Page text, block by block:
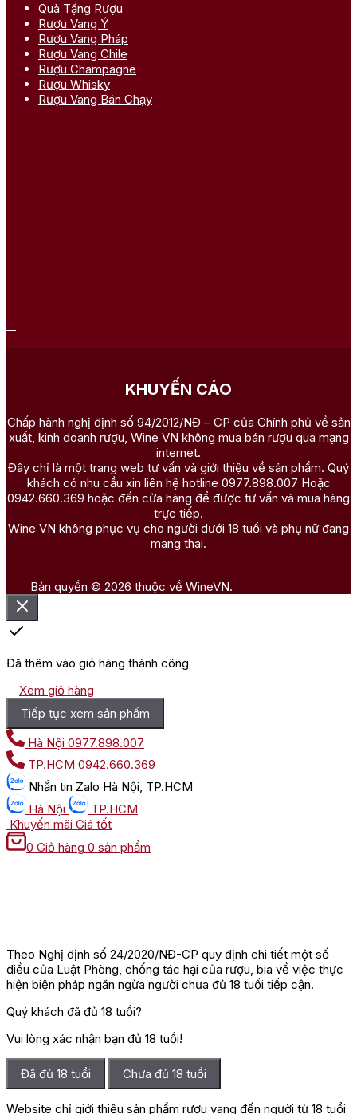
Quà Tặng Rượu
Rượu Vang Ý
Rượu Vang Pháp
Rượu Vang Chile
Rượu Champagne
Rượu Whisky
Rượu Vang Bán Chạy
KHUYẾN CÁO
Chấp hành nghị định số 94/2012/NĐ – CP của Chính phủ về sản
xuất, kinh doanh rượu, Wine VN không mua bán rượu qua mạng
internet.
Đây chỉ là một trang web tư vấn và giới thiệu về sản phẩm. Quý
khách có nhu cầu xin liên hệ hotline 0977.898.007 Hoặc
0942.660.369 hoặc đến cửa hàng để được tư vấn và mua hàng
trực tiếp.
Wine VN không phục vụ cho người dưới 18 tuổi và phụ nữ đang
mang thai.
Bản quyền © 2026 thuộc về WineVN.
Đã thêm vào giỏ hàng thành công
Xem giỏ hàng
Tiếp tục xem sản phẩm
Hà Nội 0977.898.007
TP.HCM 0942.660.369
Nhắn tin Zalo Hà Nội, TP.HCM
Hà Nội
TP.HCM
Khuyến mãi Giá tốt
0 Giỏ hàng 0 sản phẩm
Theo Nghị định số 24/2020/NĐ-CP quy định chi tiết một số
điều của Luật Phòng, chống tác hại của rượu, bia về việc thực
hiện biện pháp ngăn ngừa người chưa đủ 18 tuổi tiếp cận.
Quý khách đã đủ 18 tuổi?
Vui lòng xác nhận bạn đủ 18 tuổi!
Đã đủ 18 tuổi Chưa đủ 18 tuổi
Website chỉ giới thiệu sản phẩm rượu vang đến người từ 18 tuổi